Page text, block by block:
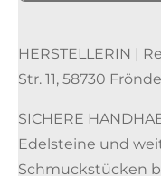
HERSTELLERIN |
Str. 11, 58730
SICHERE
Edelsteine und
Schmuckstücken